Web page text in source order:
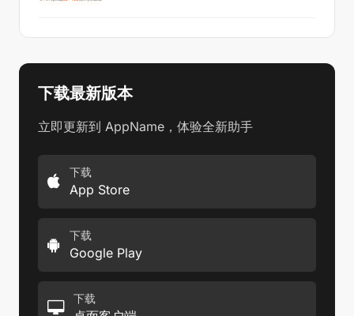
下载最新版本
立即更新到 AppName，体验全新助手
下载
App Store
下载
Google Play
下载